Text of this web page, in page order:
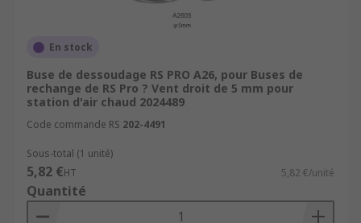
En stock
Buse de dessoudage RS PRO A26, pour Buses de
rechange de RS Pro ? Vent droit de 5 mm pour
station d'air chaud 2024489
Code commande RS 202-4491
Sous-total (1 unité)
5,82 €HT 5,82 €/unité
Quantité